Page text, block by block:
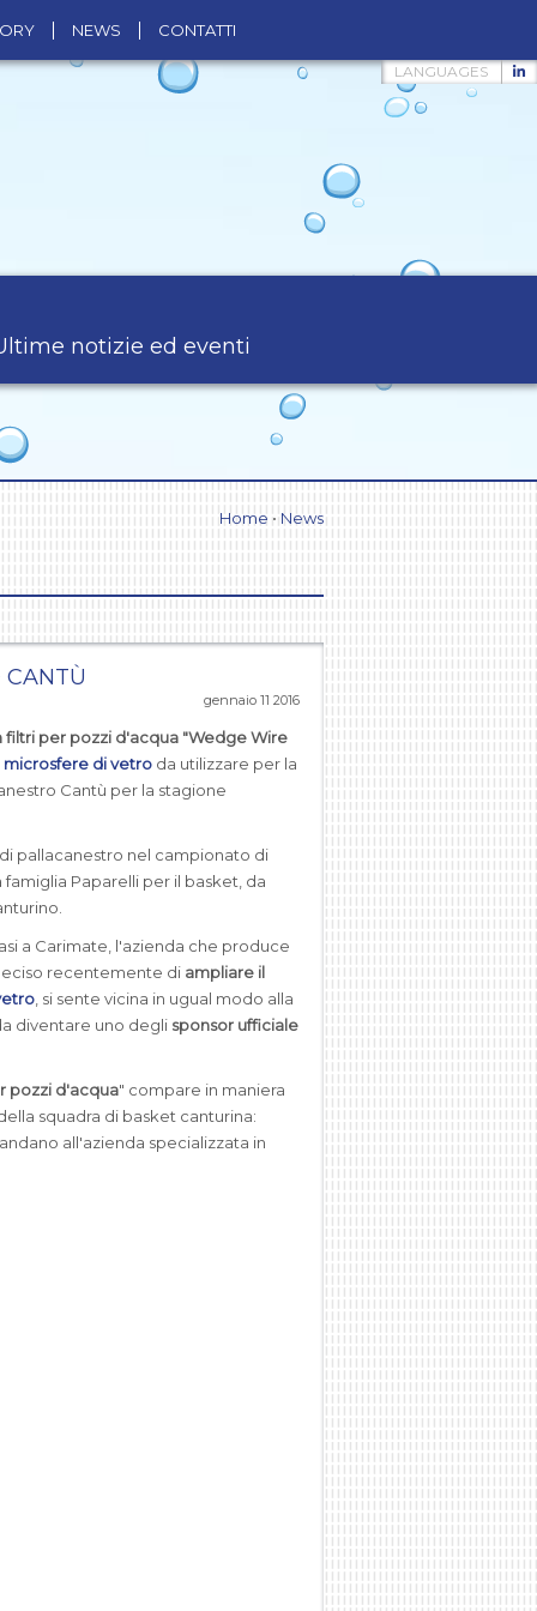
NEWS CONTATTI
LANGUAGES
notizie ed eventi
Home •News
CANTÙ
gennaio 11 2016
filtri per pozzi d'acqua "Wedge Wire
microsfere di vetro da utilizzare per la
Cantù per la stagione
pallacanestro nel campionato di
Paparelli per il basket, da
a Carimate, l'azienda che produce
recentemente di ampliare il
, si sente vicina in ugual modo alla
diventare uno degli sponsor ufficiale
pozzi d'acqua" compare in maniera
squadra di basket canturina:
all'azienda specializzata in